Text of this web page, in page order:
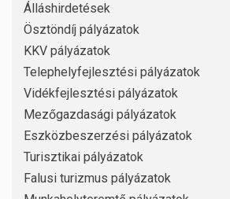
Álláshirdetések
Ösztöndíj pályázatok
KKV pályázatok
Telephelyfejlesztési pályázatok
Vidékfejlesztési pályázatok
Mezőgazdasági pályázatok
Eszközbeszerzési pályázatok
Turisztikai pályázatok
Falusi turizmus pályázatok